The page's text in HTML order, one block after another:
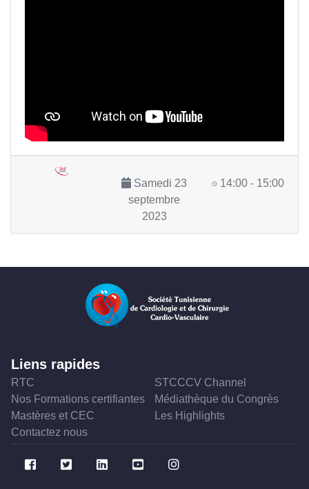
Samedi 23
septembre
2023
14:00 - 15:00
Liens rapides
RTC
STCCCV Channel
Nos Formations certifiantes
Médiathèque du Congrès
Mastères et CEC
Les Highlights
Contactez nous